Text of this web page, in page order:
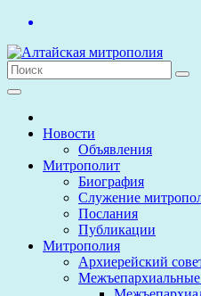
Перейти
содержимому
Новости
Объявления
Митрополит
Биография
Служение
Послания
Публикации
Митрополия
Архиерейский
Межъепархиальные